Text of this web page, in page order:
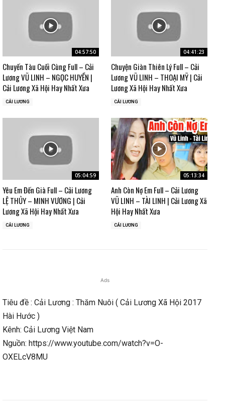
04:57:50
Chuyến Tàu Cuối Cùng Full – Cải
Lương VŨ LINH – NGỌC HUYỀN |
Cải Lương Xã Hội Hay Nhất Xưa
CẢI LƯƠNG
04:41:23
Chuyện Giàn Thiên Lý Full – Cải
Lương VŨ LINH – THOẠI MỸ | Cải
Lương Xã Hội Hay Nhất Xưa
CẢI LƯƠNG
05:04:59
Yêu Em Đến Già Full – Cải Lương
LỆ THỦY – MINH VƯƠNG | Cải
Lương Xã Hội Hay Nhất Xưa
CẢI LƯƠNG
05:13:34
Anh Còn Nợ Em Full – Cải Lương
VŨ LINH – TÀI LINH | Cải Lương Xã
Hội Hay Nhất Xưa
CẢI LƯƠNG
Ads
Tiêu đề : Cải Lương : Thăm Nuôi ( Cải Lương Xã Hội 2017
Hài Hước )
Kênh: Cải Lương Việt Nam
Nguồn: https://www.youtube.com/watch?v=O-
OXELcV8MU